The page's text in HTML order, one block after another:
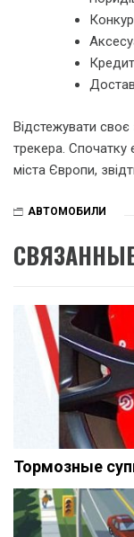
Відстежувати
трекера. Спочатку
міста Європи,
АВТОМОБИЛИ
Тормозные